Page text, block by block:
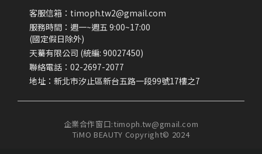
客服信箱：timoph.tw2@gmail.com
服務時間：週一~週五 9:00~17:00
(國定假日除外)
天驀有限公司 (統編: 90027450)
聯絡電話：02-2697-2077
地址：新北市汐止區新台五路一段99號17樓之7
企業合作窗口:timoph.tw@gmail.com
TiMO BEAUTY Copyright© 2024